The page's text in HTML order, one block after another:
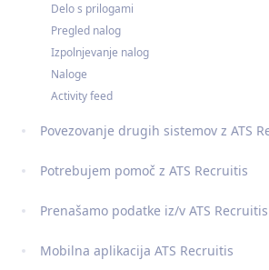
Delo s prilogami
Pregled nalog
Izpolnjevanje nalog
Naloge
Activity feed
Povezovanje drugih sistemov z ATS
Potrebujem pomoč z ATS Recruitis
Prenašamo podatke iz/v ATS Recruitis
Mobilna aplikacija ATS Recruitis